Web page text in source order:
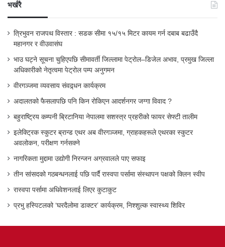
भर्खरै
त्रिभुवन राजपथ विस्तार : सडक सीमा १५/१५ मिटर कायम गर्न दबाब बढाउँदै
महानगर र वीउवासंघ
भाउ घट्ने सूचना चुहिएपछि सीमावर्ती जिल्लामा पेट्रोल–डिजेल अभाव, प्रमुख जिल्ला
अधिकारीको नेतृत्वमा पेट्रोल पम्प अनुगमन
वीरगञ्जमा व्यवसाय संवद्र्धन कार्यक्रम
अदालतको फैसलापछि पनि किन रोकिएन आदर्शनगर जग्गा विवाद ?
बहुराष्ट्रिय कम्पनी ब्रिटानिया नेपालमा सशस्त्र प्रहरीको फायर सेफ्टी तालीम
इलेक्ट्रिक स्कुटर ब्रान्ड एथर अब वीरगञ्जमा, ग्राहकहरूले एथरका स्कुटर
अवलोकन, परीक्षण गर्नसक्ने
नागरिकता मुद्दामा उद्योगी निरन्जन अग्रवालले पाए सफाइ
तीन सांसदको गठबन्धनलाई पछि पार्दै रास्वपा पर्सामा संस्थापन पक्षको क्लिन स्वीप
रास्वपा पर्सामा अधिवेशनलाई लिएर कुटाकुट
प्रभु हस्पिटलको ‘घरदैलोमा डाक्टर’ कार्यक्रम, निश्शुल्क स्वास्थ्य शिविर